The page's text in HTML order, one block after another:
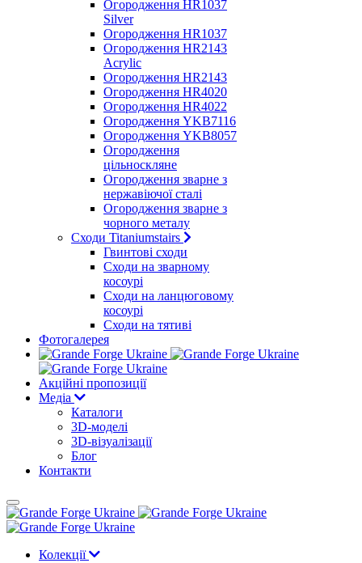
Огородження HR1037
Silver
Огородження HR1037
Огородження HR2143
Acrylic
Огородження HR2143
Огородження HR4020
Огородження HR4022
Огородження YKB7116
Огородження YKB8057
Огородження
цільноскляне
Огородження зварне з
нержавіючої сталі
Огородження зварне з
чорного металу
Сходи Titaniumstairs
Гвинтові сходи
Cходи на зварному
косоурі
Сходи на ланцюговому
косоурі
Cходи на тятиві
Фотогалерея
Акційні пропозиції
Медіа
Каталоги
3D-моделі
3D-візуалізації
Блог
Контакти
Колекції